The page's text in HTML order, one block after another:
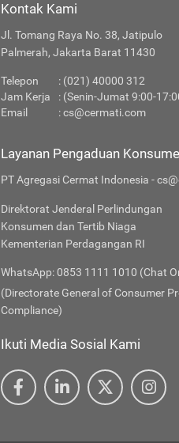
Kontak Kami
Jl. Tomang Raya No. 38, Jatipulo
Palmerah, Jakarta Barat 11430
Telepon
: (021) 40000 312
Jam Kerja
: (Senin-Jumat 9:00-
Email
:cs@cermati.com
Layanan Pengaduan
PT Agregasi Cermat Indonesia -
Direktorat Jenderal Perlindungan
Konsumen dan Tertib Niaga
Kementerian Perdagangan RI
WhatsApp: 0853 1111 1010 (Chat
(Directorate General of Consumer
Compliance)
Ikuti Media Sosial Kami